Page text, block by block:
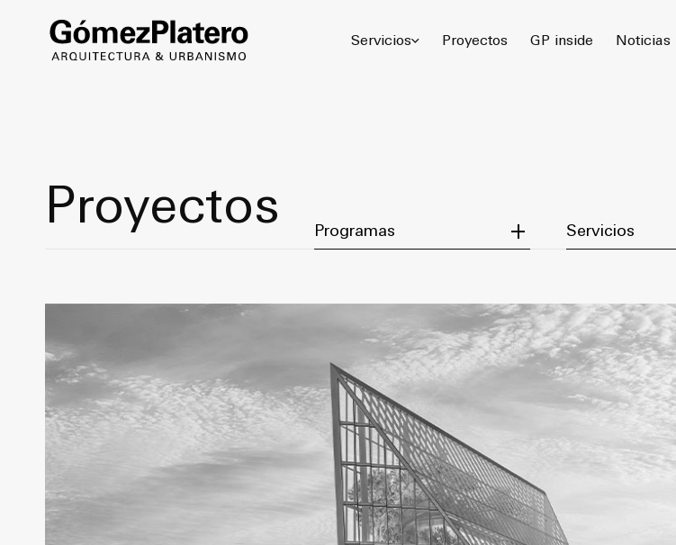
Servicios Proyectos GP inside Noticias
Proyectos Programas Servicios